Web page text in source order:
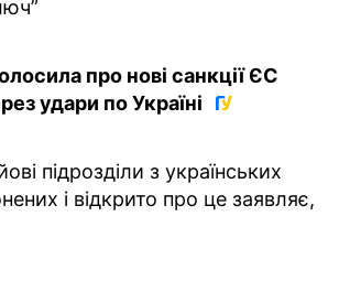
про нові санкції ЄС
удари по Україні
підрозділи з українських
і відкрито про це заявляє,